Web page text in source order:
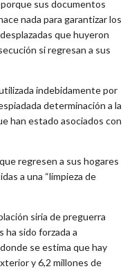
sus documentos
nada para garantizar los
que huyeron
si regresan a sus
indebidamente por
determinación a la
han estado asociados con
regresen a sus hogares
a una “limpieza de
siria de preguerra
ha sido forzada a
se estima que hay
y 6,2 millones de